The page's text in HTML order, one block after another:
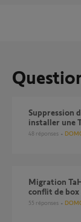
Suppression d'une ancien box TAHOMA V2 pour pouvoir
installer une
48 réponses
Migration TaHoma V1 vers TaHoma Switch impossible —
conflit de box
55 réponses